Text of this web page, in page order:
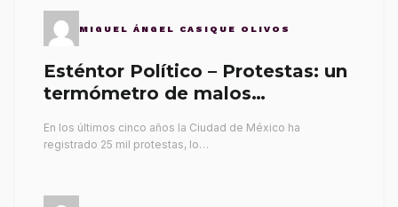
MIGUEL ÁNGEL CASIQUE OLIVOS
Esténtor Político – Protestas: un
termómetro de malos
En los últimos cinco años la Ciudad de México ha
registrado 25 mil protestas, lo…